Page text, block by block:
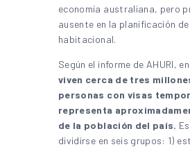
economía australiana, pero
ausente en la planificación
habitacional.
Según el informe de AHURI, en
viven cerca de tres
personas con visas
representa
de la población del país.
dividirse en seis grupos: 1)